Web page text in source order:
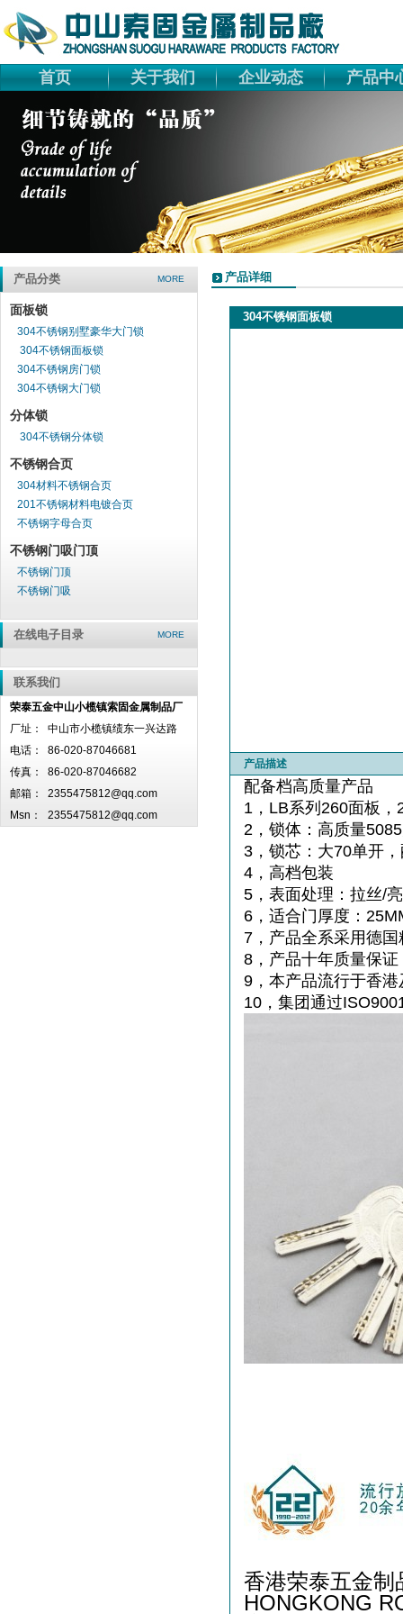
首页 关于我们 企业动态 产品中
产品分类 MORE
面板锁
304不锈钢别墅豪华大门锁
304不锈钢面板锁
304不锈钢房门锁
304不锈钢大门锁
分体锁
304不锈钢分体锁
不锈钢合页
304材料不锈钢合页
201不锈钢材料电镀合页
不锈钢字母合页
不锈钢门吸门顶
不锈钢门顶
不锈钢门吸
在线电子目录 MORE
联系我们
荣泰五金中山小榄镇索固金属制品厂
厂址：
中山市小榄镇绩东一兴达路
电话：
86-020-87046681
传真：
86-020-87046682
邮箱：
2355475812@qq.com
Msn：
2355475812@qq.com
产品详细
304不锈钢面板锁
产品描述
配备档高质量产品
1，LB系列260面板
2，锁体：高质量
3，锁芯：大70单开
4，高档包装
5，表面处理：拉丝/
6，适合门厚度：
7，产品全系采用德
8，产品十年质量保
9，本产品流行于香
10，集团通过
香港荣泰五金制
HONGKONG